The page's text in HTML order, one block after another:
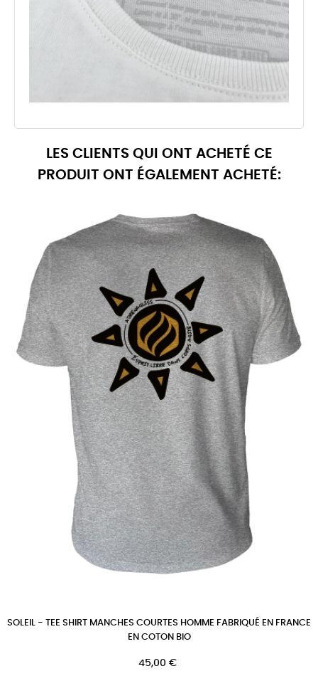
LES CLIENTS QUI ONT ACHETÉ CE
PRODUIT ONT ÉGALEMENT ACHETÉ:
SOLEIL - TEE SHIRT MANCHES COURTES HOMME FABRIQUÉ EN FRANCE
EN COTON BIO
Prix
45,00 €